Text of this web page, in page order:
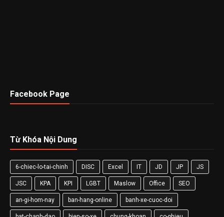
Facebook Page
Từ Khóa Nội Dung
6-chiec-lo-tai-chinh DISC Excel IT JD JP JS
JSC KPA KPI LGBT Maslow Office SEO
an-gi-hom-nay ban-hang-online banh-xe-cuoc-doi